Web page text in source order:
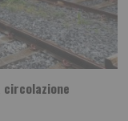
circolazione